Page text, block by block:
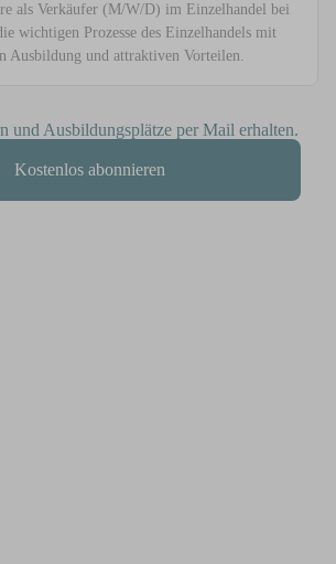
als Verkäufer (M/W/D) im Einzelhandel bei
wichtigen Prozesse des Einzelhandels mit
Ausbildung und attraktiven Vorteilen.
und Ausbildungsplätze per Mail erhalten.
Kostenlos abonnieren